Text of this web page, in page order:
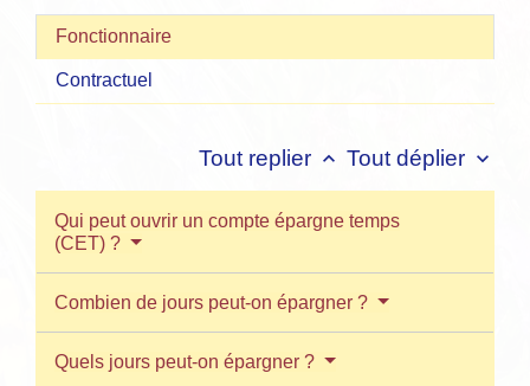
Fonctionnaire
Contractuel
Tout replier keyboard_arrow_up Tout déplier keyboard_arrow_down
Qui peut ouvrir un compte épargne temps
(CET) ?
Combien de jours peut-on épargner ?
Quels jours peut-on épargner ?